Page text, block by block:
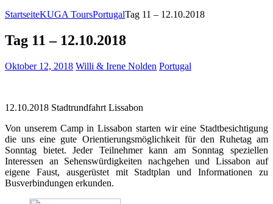
StartseiteKUGA ToursPortugalTag 11 – 12.10.2018
Tag 11 – 12.10.2018
Oktober 12, 2018 Willi & Irene Nolden Portugal
12.10.2018 Stadtrundfahrt Lissabon
Von unserem Camp in Lissabon starten wir eine Stadtbesichtigung
die uns eine gute Orientierungsmöglichkeit für den Ruhetag am
Sonntag bietet. Jeder Teilnehmer kann am Sonntag speziellen
Interessen an Sehenswürdigkeiten nachgehen und Lissabon auf
eigene Faust, ausgerüstet mit Stadtplan und Informationen zu
Busverbindungen erkunden.